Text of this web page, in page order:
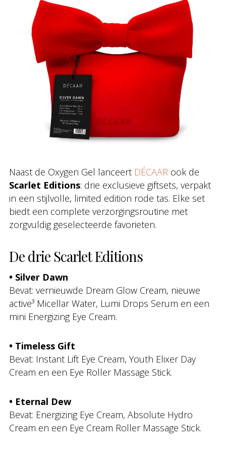
Naast de Oxygen Gel lanceert DÉCAAR ook de
Scarlet Editions: drie exclusieve giftsets, verpakt
in een stijlvolle, limited edition rode tas. Elke set
biedt een complete verzorgingsroutine met
zorgvuldig geselecteerde favorieten.
De drie Scarlet Editions
• Silver Dawn
Bevat: vernieuwde Dream Glow Cream, nieuwe
active³ Micellar Water, Lumi Drops Serum en een
mini Energizing Eye Cream.
• Timeless Gift
Bevat: Instant Lift Eye Cream, Youth Elixer Day
Cream en een Eye Roller Massage Stick.
• Eternal Dew
Bevat: Energizing Eye Cream, Absolute Hydro
Cream en een Eye Cream Roller Massage Stick.